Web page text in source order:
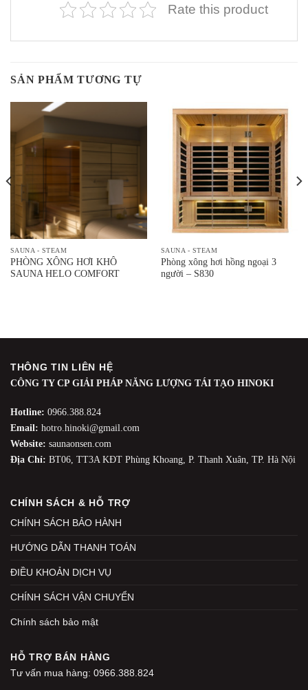
Rate this product
SẢN PHẨM TƯƠNG TỰ
SAUNA - STEAM
PHÒNG XÔNG HƠI KHÔ
SAUNA HELO COMFORT
SAUNA - STEAM
Phòng xông hơi hồng ngoại 3
người – S830
THÔNG TIN LIÊN HỆ
CÔNG TY CP GIẢI PHÁP NĂNG LƯỢNG TÁI TẠO HINOKI
Hotline: 0966.388.824
Email: hotro.hinoki@gmail.com
Website: saunaonsen.com
Địa Chỉ: BT06, TT3A KĐT Phùng Khoang, P. Thanh Xuân, TP. Hà Nội
CHÍNH SÁCH & HỖ TRỢ
CHÍNH SÁCH BẢO HÀNH
HƯỚNG DẪN THANH TOÁN
ĐIỀU KHOẢN DỊCH VỤ
CHÍNH SÁCH VẬN CHUYỂN
Chính sách bảo mật
HỖ TRỢ BÁN HÀNG
Tư vấn mua hàng: 0966.388.824